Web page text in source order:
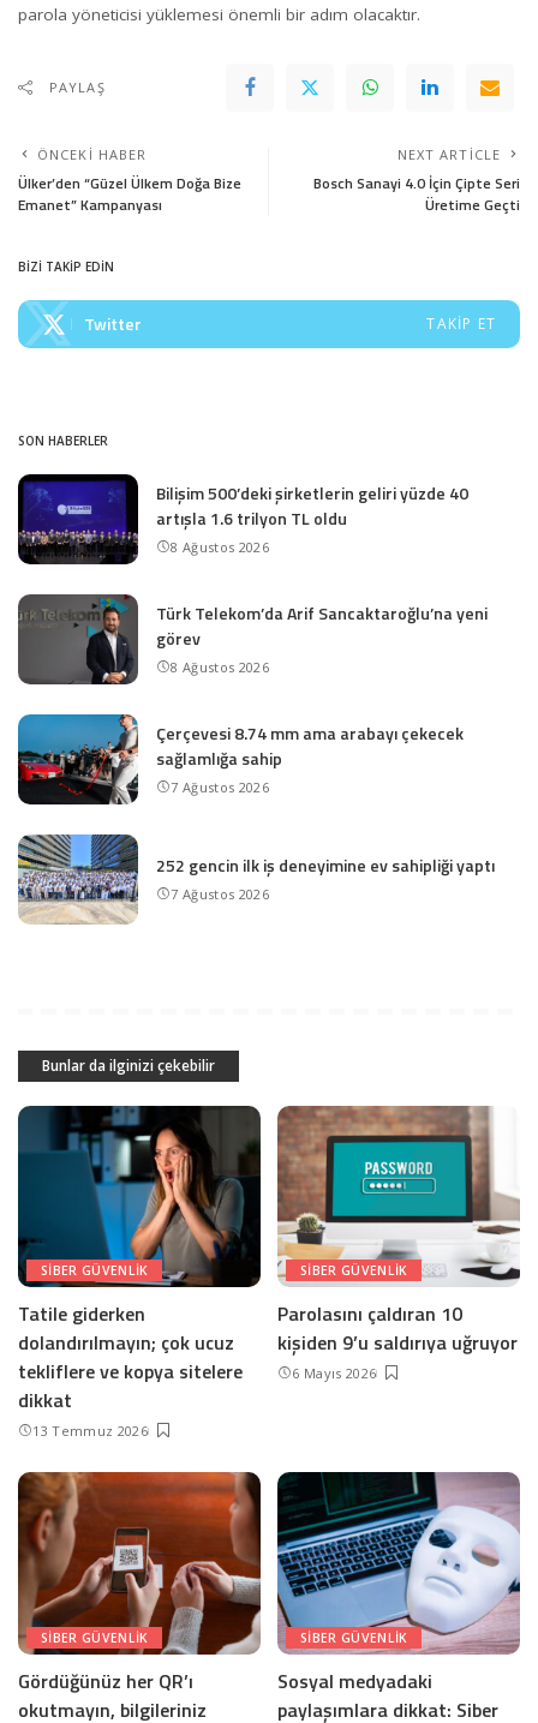
parola yöneticisi yüklemesi önemli bir adım olacaktır.
PAYLAŞ
ÖNCEKI HABER
Ülker’den “Güzel Ülkem Doğa Bize
Emanet” Kampanyası
NEXT ARTICLE
Bosch Sanayi 4.0 İçin Çipte Seri
Üretime Geçti
BİZİ TAKİP EDİN
Twitter TAKIP ET
SON HABERLER
Bilişim 500’deki şirketlerin geliri yüzde 40
artışla 1.6 trilyon TL oldu
8 Ağustos 2026
Türk Telekom’da Arif Sancaktaroğlu’na yeni
görev
8 Ağustos 2026
Çerçevesi 8.74 mm ama arabayı çekecek
sağlamlığa sahip
7 Ağustos 2026
252 gencin ilk iş deneyimine ev sahipliği yaptı
7 Ağustos 2026
Bunlar da ilginizi çekebilir
SIBER GÜVENLIK
Tatile giderken
dolandırılmayın; çok ucuz
tekliflere ve kopya sitelere
dikkat
13 Temmuz 2026
SIBER GÜVENLIK
Parolasını çaldıran 10
kişiden 9’u saldırıya uğruyor
6 Mayıs 2026
SIBER GÜVENLIK
Gördüğünüz her QR’ı
okutmayın, bilgileriniz
SIBER GÜVENLIK
Sosyal medyadaki
paylaşımlara dikkat: Siber